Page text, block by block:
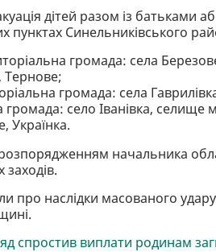
дітей разом із батьками
пунктах Синельниківського
громада: села
Тернове;
громада: села
село Іванівка, селище
Українка.
начальника
заходів.
про наслідки масованого
спростив виплати родинам